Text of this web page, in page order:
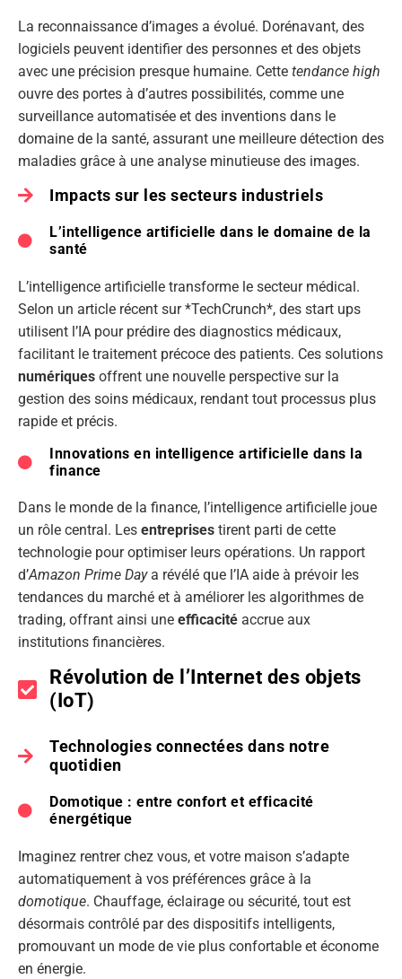
La reconnaissance d’images a évolué. Dorénavant, des
logiciels peuvent identifier des personnes et des objets
avec une précision presque humaine. Cette tendance high
ouvre des portes à d’autres possibilités, comme une
surveillance automatisée et des inventions dans le
domaine de la santé, assurant une meilleure détection des
maladies grâce à une analyse minutieuse des images.
Impacts sur les secteurs industriels
L’intelligence artificielle dans le domaine de la
santé
L’intelligence artificielle transforme le secteur médical.
Selon un article récent sur *TechCrunch*, des start ups
utilisent l’IA pour prédire des diagnostics médicaux,
facilitant le traitement précoce des patients. Ces solutions
numériques offrent une nouvelle perspective sur la
gestion des soins médicaux, rendant tout processus plus
rapide et précis.
Innovations en intelligence artificielle dans la
finance
Dans le monde de la finance, l’intelligence artificielle joue
un rôle central. Les entreprises tirent parti de cette
technologie pour optimiser leurs opérations. Un rapport
d’Amazon Prime Daya révélé que l’IA aide à prévoir les
tendances du marché et à améliorer les algorithmes de
trading, offrant ainsi une efficacité accrue aux
institutions financières.
Révolution de l’Internet des objets
(IoT)
Technologies connectées dans notre
quotidien
Domotique : entre confort et efficacité
énergétique
Imaginez rentrer chez vous, et votre maison s’adapte
automatiquement à vos préférences grâce à la
domotique. Chauffage, éclairage ou sécurité, tout est
désormais contrôlé par des dispositifs intelligents,
promouvant un mode de vie plus confortable et économe
en énergie.